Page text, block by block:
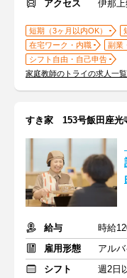
アクセス
伊那
短期（3ヶ月以内OK）
在宅ワーク・内職
副業
シフト自由・自己申告
家庭教師のトライの求人一
すき家 153号飯田座光
給与
雇用形態
アル
シフト
週2日